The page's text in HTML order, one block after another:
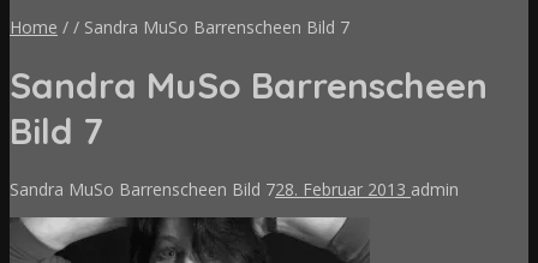
Home / / Sandra MuSo Barrenscheen Bild 7
Sandra MuSo Barrenscheen
Bild 7
Sandra MuSo Barrenscheen Bild 728. Februar 2013 admin